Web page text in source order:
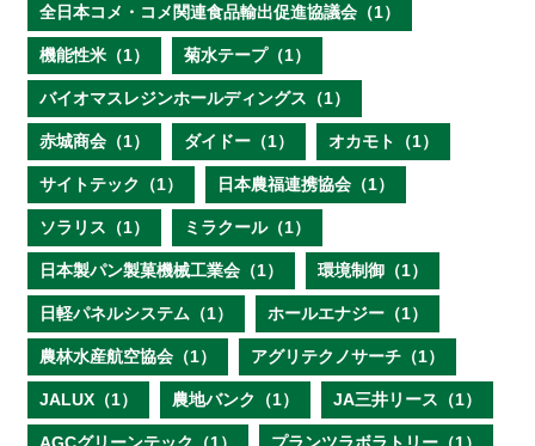
全日本コメ・コメ関連食品輸出促進協議会（1）
機能性米（1） 菊水テープ（1）
バイオマスレジンホールディングス（1）
赤城商会（1） ダイドー（1） オカモト（1）
サイトテック（1） 日本農福連携協会（1）
ソラリス（1） ミラクール（1）
日本製パン製菓機械工業会（1） 環境制御（1）
日軽パネルシステム（1） ホールエナジー（1）
農林水産航空協会（1） アグリテクノサーチ（1）
JALUX（1） 農地バンク（1） JA三井リース（1）